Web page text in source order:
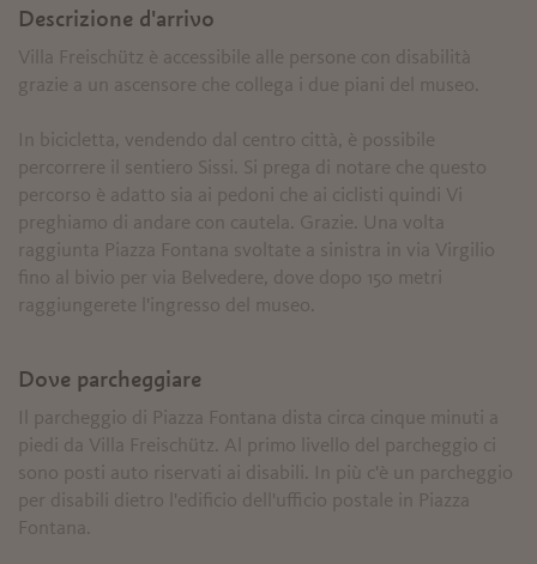
Descrizione d'arrivo
Villa Freischütz è accessibile alle persone con disabilità
grazie a un ascensore che collega i due piani del museo.
In bicicletta, vendendo dal centro città, è possibile
percorrere il sentiero Sissi. Si prega di notare che questo
percorso è adatto sia ai pedoni che ai ciclisti quindi Vi
preghiamo di andare con cautela. Grazie. Una volta
raggiunta Piazza Fontana svoltate a sinistra in via Virgilio
fino al bivio per via Belvedere, dove dopo 150 metri
raggiungerete l'ingresso del museo.
Dove parcheggiare
Il parcheggio di Piazza Fontana dista circa cinque minuti a
piedi da Villa Freischütz. Al primo livello del parcheggio ci
sono posti auto riservati ai disabili. In più c'è un parcheggio
per disabili dietro l'edificio dell'ufficio postale in Piazza
Fontana.